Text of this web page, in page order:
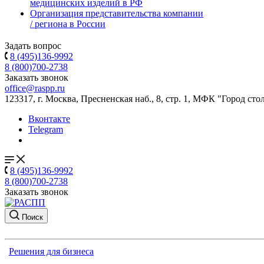
медицинских изделий в РФ
Организация представительства компании
/ региона в России
Задать вопрос
8 (495)136-9992
8 (800)700-2738
Заказать звонок
office@raspp.ru
123317, г. Москва, Пресненская наб., 8, стр. 1, МФК "Город
Вконтакте
Telegram
8 (495)136-9992
8 (800)700-2738
Заказать звонок
Поиск
Решения для бизнеса